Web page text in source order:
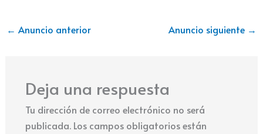
← Anuncio anterior Anuncio siguiente →
Deja una respuesta
Tu dirección de correo electrónico no será
publicada. Los campos obligatorios están